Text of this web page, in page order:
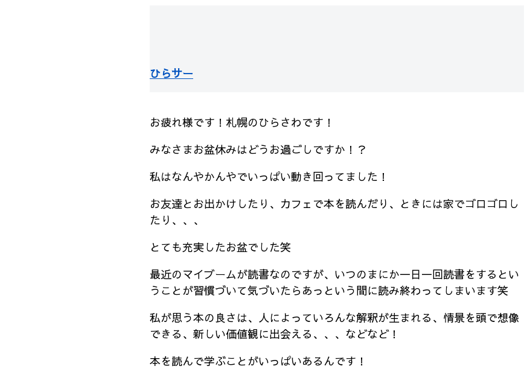
ひらサー
お疲れ様です！札幌のひらさわです！
みなさまお盆休みはどうお過ごしですか！？
私はなんやかんやでいっぱい動き回ってました！
お友達とお出かけしたり、カフェで本を読んだり、ときには家でゴロゴロし
たり、、、
とても充実したお盆でした笑
最近のマイブームが読書なのですが、いつのまにか一日一回読書をするとい
うことが習慣づいて気づいたらあっという間に読み終わってしまいます笑
私が思う本の良さは、人によっていろんな解釈が生まれる、情景を頭で想像
できる、新しい価値観に出会える、、、などなど！
本を読んで学ぶことがいっぱいあるんです！